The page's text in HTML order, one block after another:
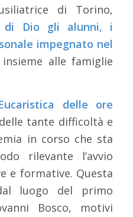
di Torino,
di Dio gli alunni, i
impegnato nel
alle famiglie
delle ore
tante difficoltà e
in corso che sta
rilevante l’avvio
e formative. Questa
luogo del primo
Bosco, motivi